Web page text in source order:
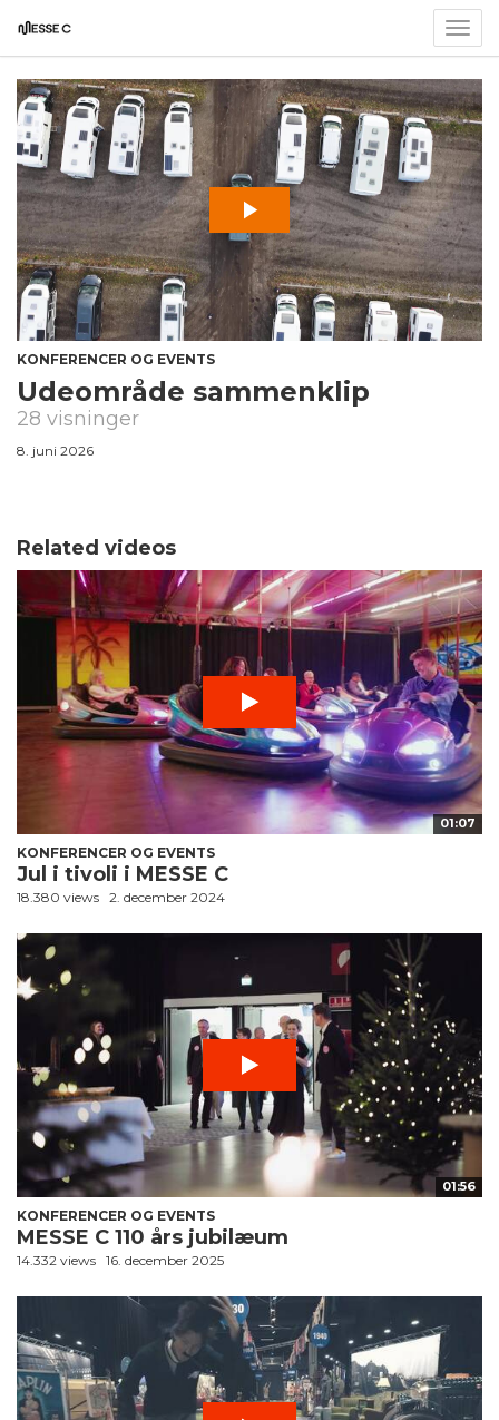
KONFERENCER OG EVENTS
Udeområde sammenklip
28 visninger
8. juni 2026
Related videos
01:07
KONFERENCER OG EVENTS
Jul i tivoli i MESSE C
18.380 views 2. december 2024
01:56
KONFERENCER OG EVENTS
MESSE C 110 års jubilæum
14.332 views 16. december 2025